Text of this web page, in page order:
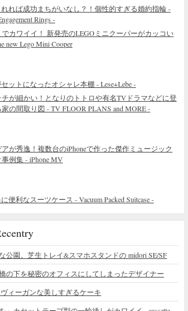
れば成功まちがいなし？！個性的すぎる婚約指輪 -
Rings -
カワイイ！ 新発売のLEGOミニクーパーがカッコい
new Lego Mini Cooper
ットになったオシャレ本棚 - Lese+Lebe -
チが細かい！となりのトトロや有名TVドラマなどに登
の間取り図 - TV FLOOR PLANS and MORE -
アが秀逸！複数台のiPhoneで作った傑作ミュージック
事例集 - iPhone MV
便利なスーツケース - Vacuum Packed Suitcase -
公園。芝生トレイ&スマホスタンドの midori SE/SF
の下を秘密のオフィスにしてしまったデザイナー
ィーガンな美しすぎるケーキ